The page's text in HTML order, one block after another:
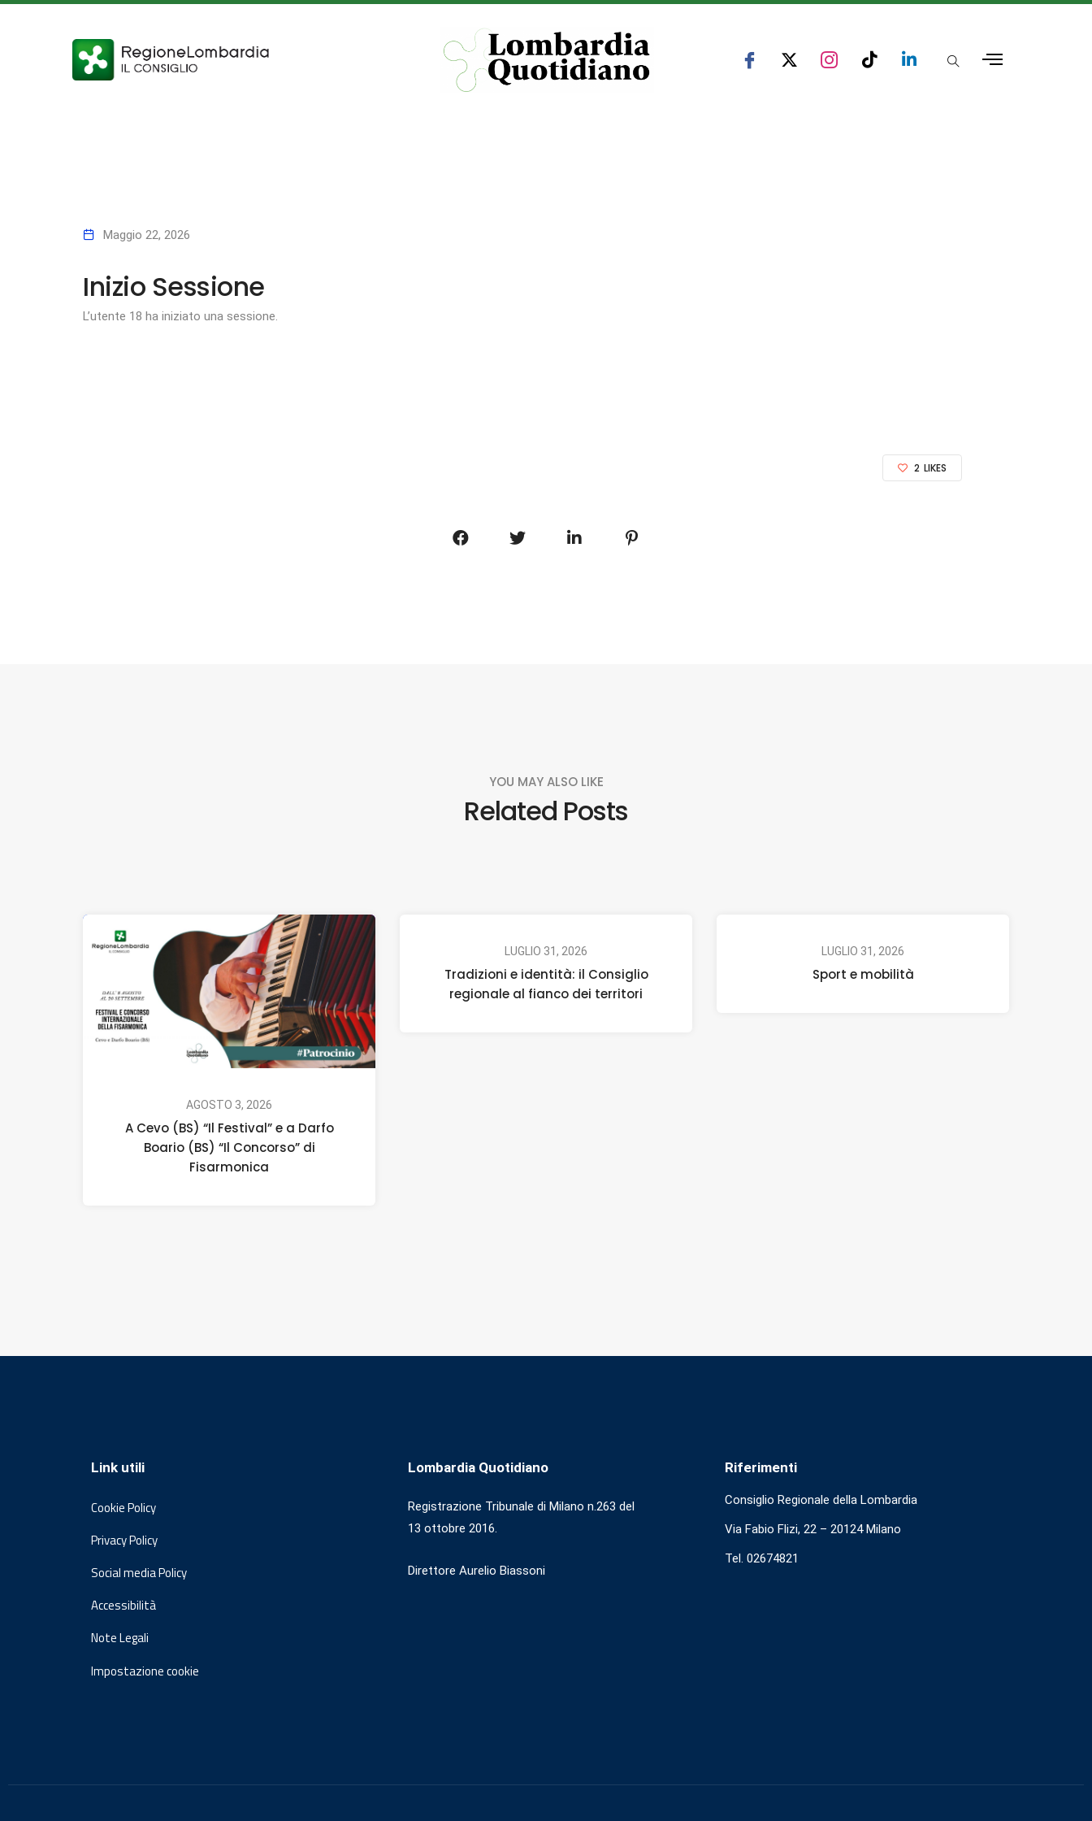
Maggio 22, 2026
Inizio Sessione
L’utente 18 ha iniziato una sessione.
2 LIKES
YOU MAY ALSO LIKE
Related Posts
AGOSTO 3, 2026
A Cevo (BS) “Il Festival” e a Darfo
Boario (BS) “Il Concorso” di
Fisarmonica
LUGLIO 31, 2026
Tradizioni e identità: il Consiglio
regionale al fianco dei territori
LUGLIO 31, 2026
Sport e mobilità
Link utili
Cookie Policy
Privacy Policy
Social media Policy
Accessibilità
Note Legali
Impostazione cookie
Lombardia Quotidiano
Registrazione Tribunale di Milano n.263 del
13 ottobre 2016.
Direttore Aurelio Biassoni
Riferimenti
Consiglio Regionale della Lombardia
Via Fabio Flizi, 22 – 20124 Milano
Tel. 02674821